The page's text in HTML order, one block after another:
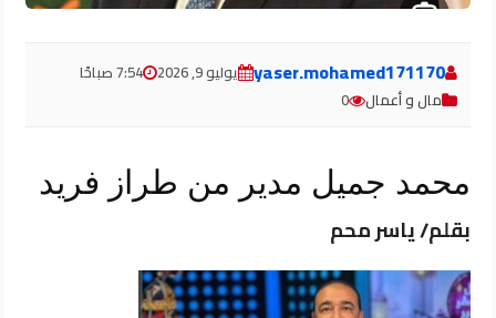
yaser.mohamed171170 يوليو 9, 2026
7:54 صباحًا
مال و أعمال
0
محمد جميل مدير من طراز فريد
بقلم/ ياسر محم